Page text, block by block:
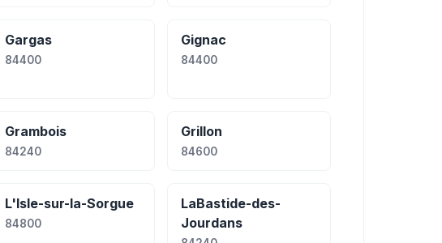
Gargas
84400
Gignac
84400
Grambois
84240
Grillon
84600
L'Isle-sur-la-Sorgue
84800
LaBastide-des-
Jourdans